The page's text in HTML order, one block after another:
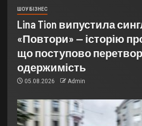
ШОУ БІЗНЕС
Lina Tion випустила
«Повтори» — історію
що поступово
одержимість
05.08.2026 Admin